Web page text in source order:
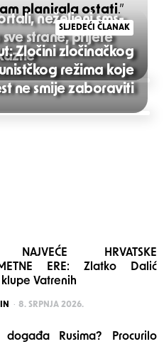
planirala ostati.”
neželjeni sms-
sve strane, prijete
SLJEDEĆI ČLANAK
Zločini zločinačkog
režima koje
ne smije zaboraviti
NAJVEĆE HRVATSKE
ERE: Zlatko Dalić
Vatrenih
8. SRPNJA 2026.
Rusima? Procurilo